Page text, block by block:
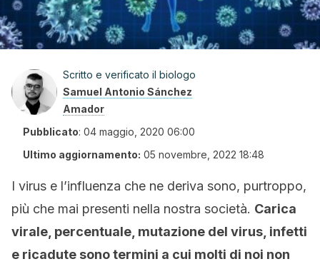
Scritto e verificato il biologo
Samuel Antonio Sánchez
Amador
Pubblicato: 04 maggio, 2020 06:00
Ultimo aggiornamento: 05 novembre, 2022 18:48
I virus e l’influenza che ne deriva sono, purtroppo,
più che mai presenti nella nostra società. Carica
virale, percentuale, mutazione del virus, infetti
e ricadute sono termini a cui molti di noi non